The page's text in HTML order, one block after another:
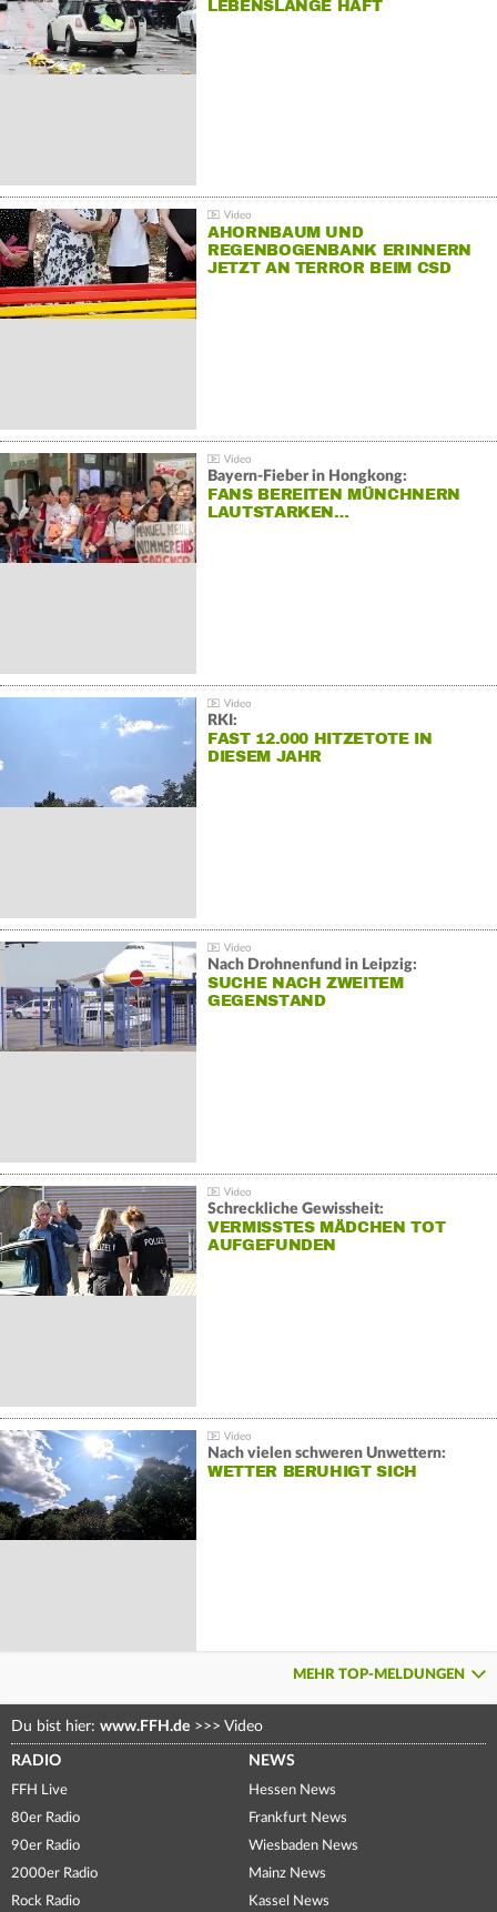
LEBENSLANGE HAFT
AHORNBAUM UND
REGENBOGENBANK ERINNERN
JETZT AN TERROR BEIM CSD
Bayern-Fieber in Hongkong:
FANS BEREITEN MÜNCHNERN
LAUTSTARKEN…
RKI:
FAST 12.000 HITZETOTE IN
DIESEM JAHR
Nach Drohnenfund in Leipzig:
SUCHE NACH ZWEITEM
GEGENSTAND
Schreckliche Gewissheit:
VERMISSTES MÄDCHEN TOT
AUFGEFUNDEN
Nach vielen schweren Unwettern:
WETTER BERUHIGT SICH
MEHR TOP-MELDUNGEN
Du bist hier: www.FFH.de >>> Video
RADIO
FFH Live
80er Radio
90er Radio
2000er Radio
Rock Radio
NEWS
Hessen News
Frankfurt News
Wiesbaden News
Mainz News
Kassel News